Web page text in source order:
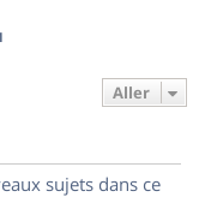
Aller
sujets dans ce